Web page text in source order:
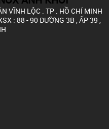
VĨNH LỘC . TP . HỒ CHÍ MINH
: 88 - 90 ĐƯỜNG 3B , ẤP 39 ,